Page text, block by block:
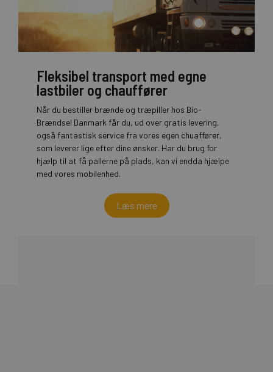
Fleksibel transport med egne
lastbiler og chauffører
Når du bestiller brænde og træpiller hos Bio-
Brændsel Danmark får du, ud over gratis levering,
også fantastisk service fra vores egen chuaffører,
som leverer lige efter dine ønsker. Har du brug for
hjælp til at få pallerne på plads, kan vi endda hjælpe
med vores mobilenhed.
Læs mere